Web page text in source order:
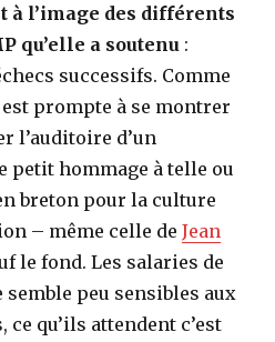
à l’image des différents
qu’elle a soutenu :
successifs. Comme
prompte à se montrer
l’auditoire d’un
petit hommage à telle ou
breton pour la culture
– même celle deJean
le fond. Les salaries de
semble peu sensibles aux
qu’ils attendent c’est